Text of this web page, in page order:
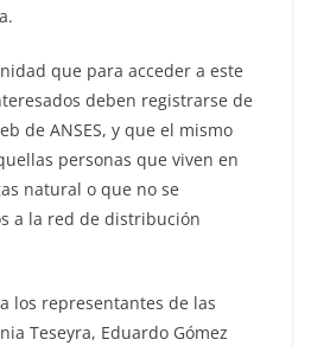
que para acceder a este
deben registrarse de
de ANSES, y que el mismo
personas que viven en
natural o que no se
a la red de distribución
los representantes de las
Teseyra, Eduardo Gómez